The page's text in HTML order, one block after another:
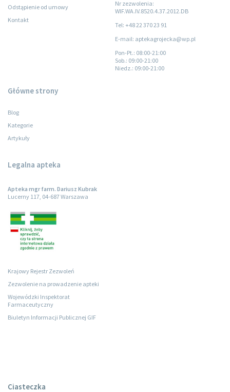
Odstąpienie od umowy
Kontakt
Nr zezwolenia:
WIF.WA.IV.8520.4.37.2012.DB
Tel: +48 22 370 23 91
E-mail: aptekagrojecka@wp.pl
Pon-Pt.: 08:00-21:00
Sob.: 09:00-21:00
Niedz.: 09:00-21:00
Główne strony
Blog
Kategorie
Artykuły
Legalna apteka
Apteka mgr farm. Dariusz Kubrak
Lucerny 117, 04-687 Warszawa
Krajowy Rejestr Zezwoleń
Zezwolenie na prowadzenie apteki
Wojewódzki Inspektorat
Farmaceutyczny
Biuletyn Informacji Publicznej GIF
Ciasteczka